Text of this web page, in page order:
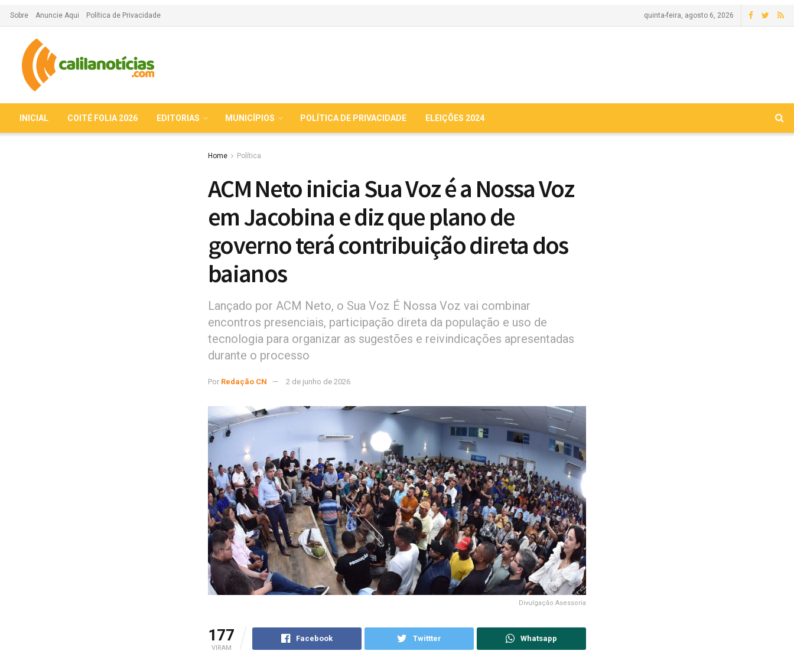
Sobre Anuncie Aqui Política de Privacidade quinta-feira, agosto 6, 2026
INICIAL COITÉ FOLIA 2026 EDITORIAS MUNICÍPIOS POLÍTICA DE PRIVACIDADE ELEIÇÕES 2024
Home Política
ACM Neto inicia Sua Voz é a Nossa Voz
em Jacobina e diz que plano de
governo terá contribuição direta dos
baianos
Lançado por ACM Neto, o Sua Voz É Nossa Voz vai combinar
encontros presenciais, participação direta da população e uso de
tecnologia para organizar as sugestões e reivindicações apresentadas
durante o processo
Por Redação CN 2 de junho de 2026
Divulgação Asessoria
177
VIRAM
Facebook Twittter Whatsapp